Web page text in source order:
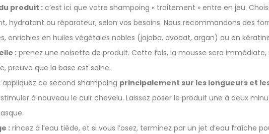
produit :c’est ici que votre shampoing « traitement » entre en jeu.
hydratant ou réparateur, selon vos besoins. Nous recommandons des
enrichies en huiles végétales nobles (jojoba, avocat, argan) ou en
: prenez une noisette de produit. Cette fois, la mousse sera immédiate,
preuve que la base est saine.
appliquez ce second shampoing principalement sur les longueurs et
à nouveau le cuir chevelu. Laissez poser le produit une à deux
: rincez à l’eau tiède, et si vous l’osez, terminez par un jet d’eau fraîche